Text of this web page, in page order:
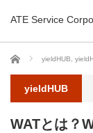
ATE Service
ホーム yieldHUB
yieldHUB
WATとは？